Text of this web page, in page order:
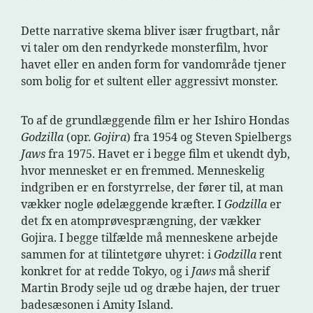
Dette narrative skema bliver især frugtbart, når
vi taler om den rendyrkede monsterfilm, hvor
havet eller en anden form for vandområde tjener
som bolig for et sultent eller aggressivt monster.
To af de grundlæggende film er her Ishiro Hondas
Godzilla (opr.Gojira) fra 1954 og Steven Spielbergs
Jawsfra 1975. Havet er i begge film et ukendt dyb,
hvor mennesket er en fremmed. Menneskelig
indgriben er en forstyrrelse, der fører til, at man
vækker nogle ødelæggende kræfter. IGodzilla er
det fx en atomprøvesprængning, der vækker
Gojira. I begge tilfælde må menneskene arbejde
sammen for at tilintetgøre uhyret: iGodzillarent
konkret for at redde Tokyo, og i Jawsmå sherif
Martin Brody sejle ud og dræbe hajen, der truer
badesæsonen i Amity Island.